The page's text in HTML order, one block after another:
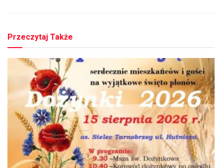
Przeczytaj Także